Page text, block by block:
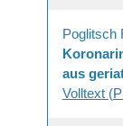
Poglitsch
aus
Volltext